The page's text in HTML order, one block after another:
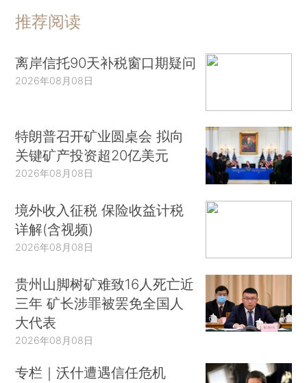
推荐阅读
离岸信托90天补税窗口期疑问
2026年08月08日
特朗普召开矿业圆桌会 拟向
关键矿产投资超20亿美元
2026年08月08日
境外收入征税 保险收益计税
详解(含视频)
2026年08月08日
贵州山脚树矿难致16人死亡近
三年 矿长涉罪被罢免全国人
大代表
2026年08月08日
专栏｜沃什遭遇信任危机